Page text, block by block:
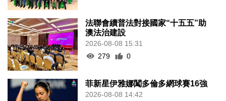
法聯會續普法對接國家“十五五”助
澳法治建設
2026-08-08 15:31
279
0
菲新星伊雅娜闖多倫多網球賽16強
2026-08-08 14:42